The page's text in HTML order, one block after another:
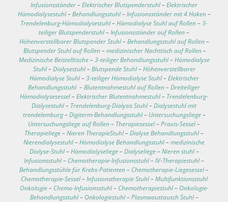
Infusionsständer–Elektrischer Blutspenderstuhl–Elektrischer
Hämodialysestuhl–Behandlungsstuhl–Infusionsständer mit 4 Haken–
Trendelenburg-Hämodialysestuhl–Hämodialyse Stuhl auf Rollen–3-
teiliger Blutspenderstuhl–Infusionsständer auf Rollen–
Höhenverstellbarer Blutspender Stuhl–Behandlungsstuhl auf Rollen–
Blutspender Stuhl auf Rollen–medizinischer Nachttisch auf Rollen–
Medizinische Beistelltische–3-teiliger Behandlungsstuhl–Hämodialyse
Stuhl–Dialysestuhl–Blutspende Stuhl–Höhenverstellbarer
Hämodialyse Stuhl–3-teiliger Hämodialyse Stuhl–Elektrischer
Behandlungsstuhl –Blutentnahmestuhl auf Rollen–Dreiteiliger
Hämodialysesessel–Elektrischer Blutentnahmestuhl– Trendelenburg-
Dialysestuhl– Trendelenburg-Dialysis Stuhl–Dialysestuhl mit
trendelemburg–Digiterm-Behandlungsstuhl– Untersuchungsliege–
Untersuchungsliege auf Rollen– Therapiesessel–Praxis-Sessel–
Therapieliege–Nieren TherapieStuhl–Dialyse Behandlungsstuhl–
Nierendialysestuhl–Hämodialyse Behandlungsstuhl–medizinische
Dialyse-Stuhl–Hämodialyseliege–Dialyseliege–Nieren stuhl–
Infusionsstuhl– Chemotherapie-Infusionsstuhl–IV-Therapiestuhl–
Behandlungsstühle für Krebs-Patienten– Chemotherapie-Liegesessel–
Chemotherapie-Sessel–Infusionstherapie Stuhl–Multifunktionsstuhl
Onkologie– Chemo-Infusionsstuhl– Chemotherapiestuhl– Onkologie-
Behandlungsstuhl– Onkologiestuhl–Plasmaaustausch Stuhl–